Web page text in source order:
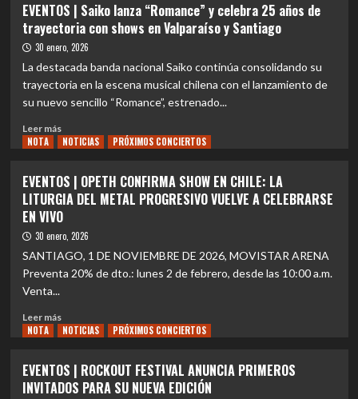
a
Doja
Cat
|
Doja
Cat:
que
podrían
en
el
Vie
Tour’
EVENTOS | Saiko lanza “Romance” y celebra 25 años de
trayectoria con shows en Valparaíso y Santiago
30 enero, 2026
La destacada banda nacional Saiko continúa consolidando su
trayectoria en la escena musical chilena con el lanzamiento de
su nuevo sencillo “Romance”, estrenado...
Leer másLeer
más
|
Saiko
lanza
“Romance”
celebra
25
trayectoria
con
en
Valparaíso
NOTA NOTICIAS PRÓXIMOS CONCIERTOS
EVENTOS | OPETH CONFIRMA SHOW EN CHILE: LA
LITURGIA DEL METAL PROGRESIVO VUELVE A CELEBRARSE
EN VIVO
30 enero, 2026
SANTIAGO, 1 DE NOVIEMBRE DE 2026, MOVISTAR ARENA
Preventa 20% de dto.: lunes 2 de febrero, desde las 10:00 a.m.
Venta...
Leer másLeer
más
|
OPETH
NOTA NOTICIAS PRÓXIMOS CONCIERTOS
EVENTOS | ROCKOUT FESTIVAL ANUNCIA PRIMEROS
INVITADOS PARA SU NUEVA EDICIÓN